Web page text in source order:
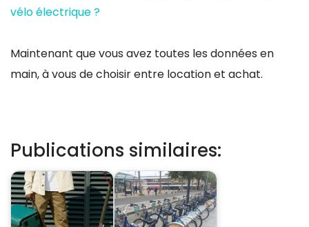
vélo électrique ?
Maintenant que vous avez toutes les données en
main, à vous de choisir entre location et achat.
Publications similaires: